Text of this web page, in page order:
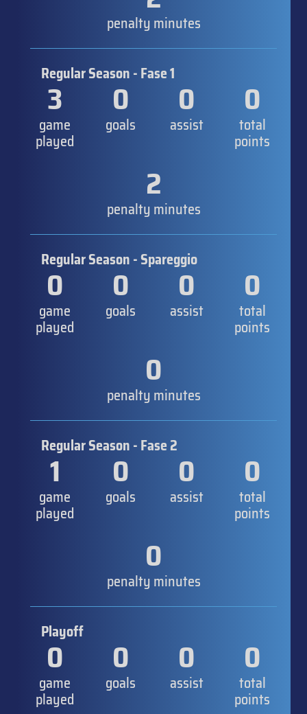
penalty minutes
Regular Season - Fase 1
3
game
played
0
goals
0
assist
0
total
points
2
penalty minutes
Regular Season - Spareggio
0
game
played
0
goals
0
assist
0
total
points
0
penalty minutes
Regular Season - Fase 2
1
game
played
0
goals
0
assist
0
total
points
0
penalty minutes
Playoff
0
game
played
0
goals
0
assist
0
total
points